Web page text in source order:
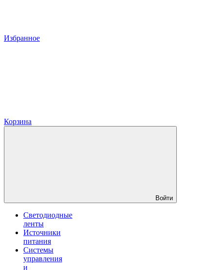
Избранное
Корзина
Войти
Светодиодные
ленты
Источники
питания
Системы
управления
и